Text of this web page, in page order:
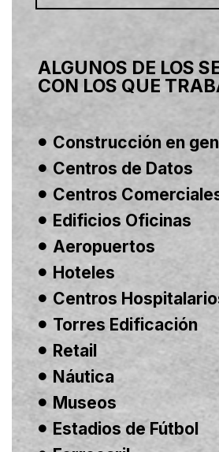
ALGUNOS DE LOS
CON LOS QUE
Construcción en
Centros de Datos
Centros
Edificios Oficinas
Aeropuertos
Hoteles
Centros
Torres Edificación
Retail
Náutica
Museos
Estadios de Fútbol